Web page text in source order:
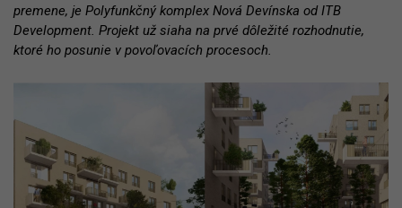
premene, je Polyfunkčný komplex Nová Devínska od ITB
Development. Projekt už siaha na prvé dôležité rozhodnutie,
ktoré ho posunie v povoľovacích procesoch.